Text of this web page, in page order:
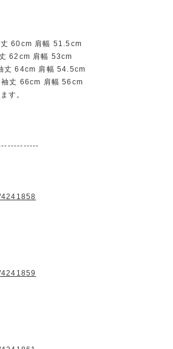
60cm 肩幅 51.5cm
62cm 肩幅 53cm
丈 64cm 肩幅 54.5cm
丈 66cm 肩幅 56cm
す。